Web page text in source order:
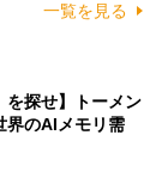
一覧を見る
を探せ】トーメン
界のAIメモリ需